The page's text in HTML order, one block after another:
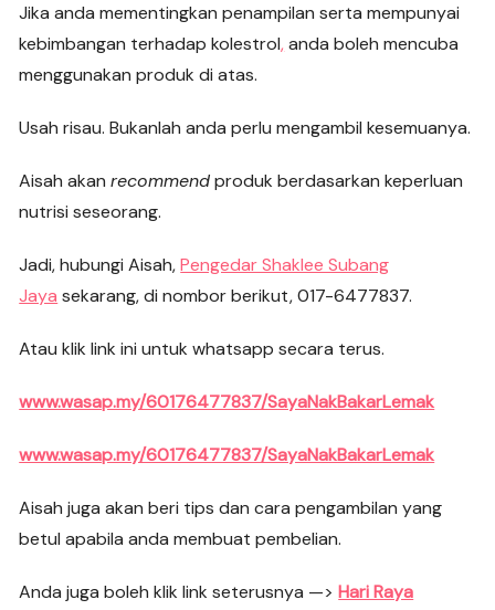
Jika anda mementingkan penampilan serta mempunyai
kebimbangan terhadap kolestrol,anda boleh mencuba
menggunakan produk di atas.
Usah risau. Bukanlah anda perlu mengambil kesemuanya.
Aisah akanrecommendproduk berdasarkan keperluan
nutrisi seseorang.
Jadi, hubungi Aisah,Pengedar Shaklee Subang
Jaya sekarang, di nombor berikut, 017-6477837.
Atau klik link ini untuk whatsapp secara terus.
www.wasap.my/60176477837/SayaNakBakarLemak
www.wasap.my/60176477837/SayaNakBakarLemak
Aisah juga akan beri tips dan cara pengambilan yang
betul apabila anda membuat pembelian.
Anda juga boleh klik link seterusnya —>Hari Raya